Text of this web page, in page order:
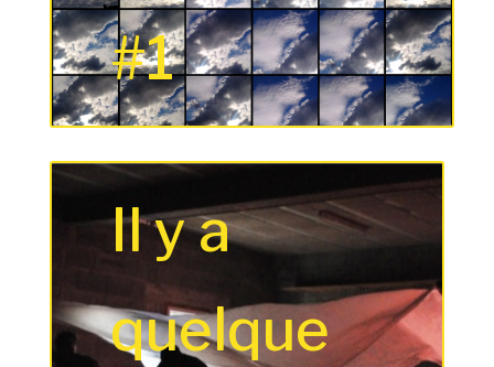
#1
Il y a
quelque